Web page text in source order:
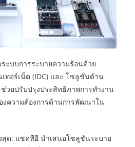
บบการระบายความร้อนด้วย
ทอร์เน็ต (IDC) และ โซลูชั่นด้าน
วยปรับปรุงประสิทธิภาพการทำงาน
งความต้องการด้านการพัฒนาใน
ด: แซดทีอี นำเสนอโซลูชันระบาย